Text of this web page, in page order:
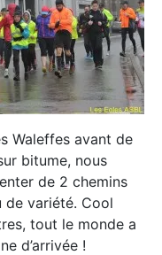
Waleffes avant de
bitume, nous
de 2 chemins
variété. Cool
tout le monde a
d’arrivée !